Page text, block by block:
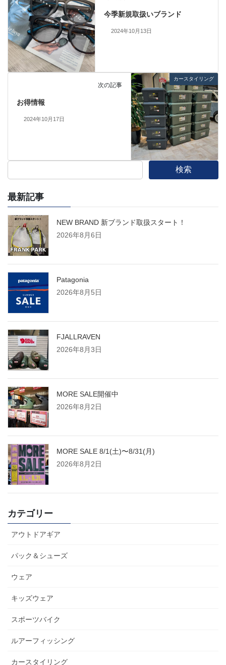
今季新規取扱いブランド
2024年10月13日
カースタイリング
次の記事
お得情報
2024年10月17日
検索
最新記事
NEW BRAND 新ブランド取扱スタート！
2026年8月6日
Patagonia
2026年8月5日
FJALLRAVEN
2026年8月3日
MORE SALE開催中
2026年8月2日
MORE SALE 8/1(土)〜8/31(月)
2026年8月2日
カテゴリー
アウトドアギア
パック＆シューズ
ウェア
キッズウェア
スポーツバイク
ルアーフィッシング
カースタイリング